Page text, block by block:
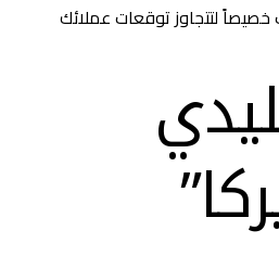
خصيصاً لتتجاوز توقعات عملائك